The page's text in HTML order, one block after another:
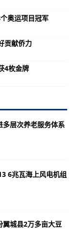
奥运项目冠军
贡献侨力
4枚金牌
多层次养老服务体系
6兆瓦海上风电机组
翼城县2万多亩大豆